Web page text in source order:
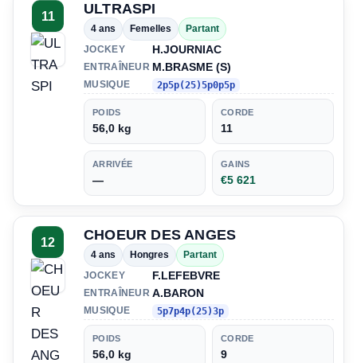
11 ULTRASPI
4 ans Femelles
Partant
JOCKEY
H.JOURNIAC
ENTRAÎNEUR M.BRASME (S)
MUSIQUE 2p5p(25)5p0p5p
POIDS
56,0 kg
CORDE
11
ARRIVÉE
—
GAINS
€5 621
12 CHOEUR DES ANGES
4 ans Hongres
Partant
JOCKEY
F.LEFEBVRE
ENTRAÎNEUR A.BARON
MUSIQUE 5p7p4p(25)3p
POIDS
56,0 kg
CORDE
9